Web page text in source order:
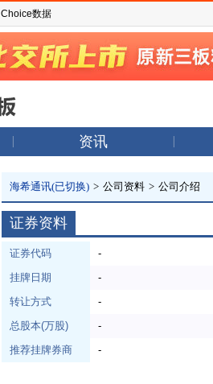
Choice数据
资讯
海希通讯(已切换) > 公司资料 > 公司介绍
证券资料
证券代码
-
挂牌日期
-
转让方式
-
总股本(万股)
-
推荐挂牌券商
-